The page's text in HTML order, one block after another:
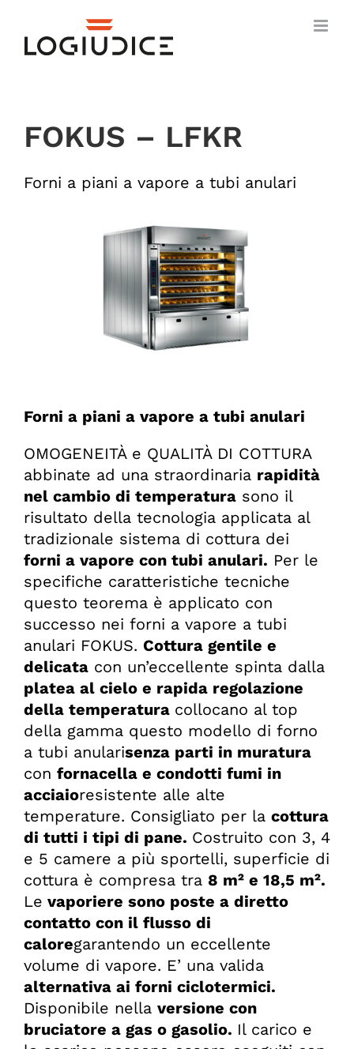
contenuto
FOKUS – LFKR
Forni a piani a vapore a tubi anulari
Forni a piani a vapore a tubi anulari
OMOGENEITÀ e QUALITÀ DI COTTURA
abbinate ad una straordinaria rapidità
nel cambio di temperaturasono il
risultato della tecnologia applicata al
tradizionale sistema di cottura dei
forni a vapore con tubi anulari. Per le
specifiche caratteristiche tecniche
questo teorema è applicato con
successo nei forni a vapore a tubi
anulari FOKUS. Cottura gentile e
delicatacon un’eccellente spinta dalla
platea al cielo e rapida regolazione
della temperatura collocano al top
della gamma questo modello di forno
a tubi anularisenza parti in muratura
con fornacella e condotti fumi in
acciaioresistente alle alte
temperature. Consigliato per la cottura
di tutti i tipi di pane. Costruito con 3, 4
e 5 camere a più sportelli, superficie di
cottura è compresa tra 8 m² e 18,5 m².
Le vaporiere sono poste a diretto
contatto con il flusso di
caloregarantendo un eccellente
volume di vapore. E’ una valida
alternativa ai forni ciclotermici.
Disponibile nella versione con
bruciatore a gas o gasolio. Il carico e